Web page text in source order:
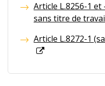
Article L.8256-1
sans titre de
Article L.8272-1